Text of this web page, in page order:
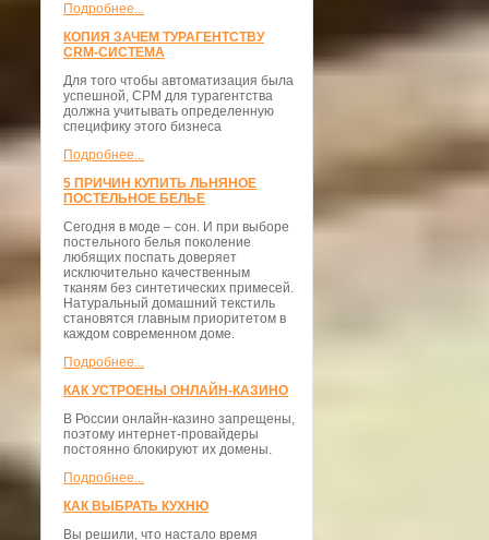
Подробнее...
КОПИЯ ЗАЧЕМ ТУРАГЕНТСТВУ
CRM-СИСТЕМА
Для того чтобы автоматизация была
успешной, СРМ для турагентства
должна учитывать определенную
специфику этого бизнеса
Подробнее...
5 ПРИЧИН КУПИТЬ ЛЬНЯНОЕ
ПОСТЕЛЬНОЕ БЕЛЬЕ
Сегодня в моде – сон. И при выборе
постельного белья поколение
любящих поспать доверяет
исключительно качественным
тканям без синтетических примесей.
Натуральный домашний текстиль
становятся главным приоритетом в
каждом современном доме.
Подробнее...
КАК УСТРОЕНЫ ОНЛАЙН-КАЗИНО
В России онлайн-казино запрещены,
поэтому интернет-провайдеры
постоянно блокируют их домены.
Подробнее...
КАК ВЫБРАТЬ КУХНЮ
Вы решили, что настало время